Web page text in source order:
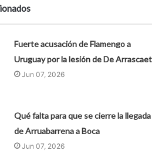
Fuerte acusación de Flamengo a
Uruguay por la lesión de De
Jun 07, 2026
Qué falta para que se cierre la llegada
de Arruabarrena a Boca
Jun 07, 2026